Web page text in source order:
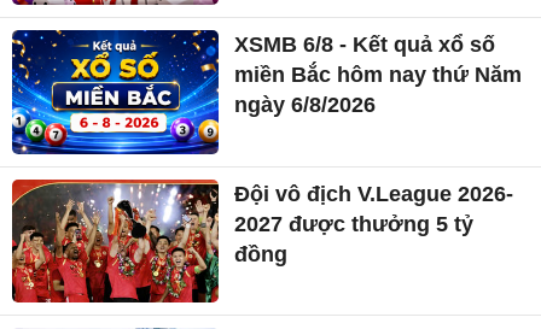
XSMB 6/8 - Kết quả xổ số
miền Bắc hôm nay thứ Năm
ngày 6/8/2026
Đội vô địch V.League 2026-
2027 được thưởng 5 tỷ
đồng